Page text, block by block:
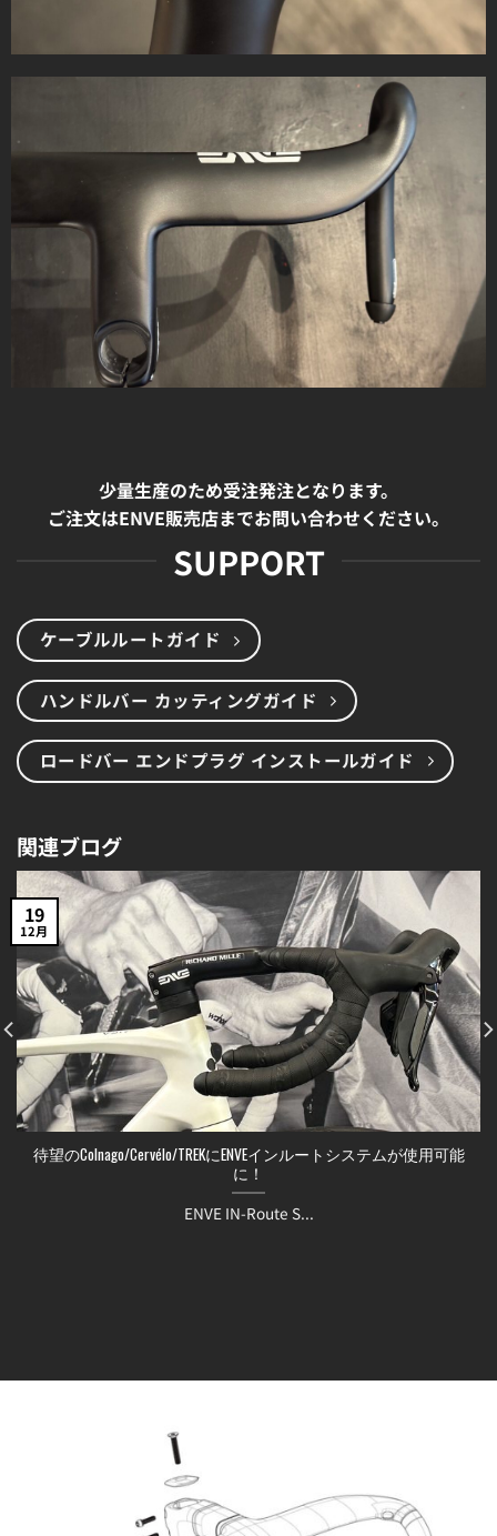
少量生産のため受注発注となります。
ご注文はENVE販売店までお問い合わせください。
SUPPORT
ケーブルルートガイド
ハンドルバー カッティングガイド
ロードバー エンドプラグ インストールガイド
関連ブログ
待望のColnago/Cervélo/TREKにENVEインルートシステムが使用可能
に！
ENVE IN-Route S...
19
12月